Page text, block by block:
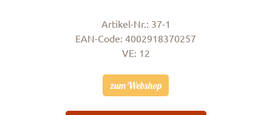
Artikel-Nr.: 37-1
EAN-Code: 4002918370257
VE: 12
zum Webshop